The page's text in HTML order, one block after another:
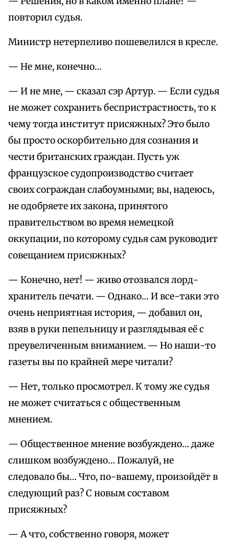
повторил судья.
Министр нетерпеливо пошевелился в кресле.
— Не мне, конечно…
— И не мне, — сказал сэр Артур. — Если судья
не может сохранить беспристрастность, то к
чему тогда институт присяжных? Это было
бы просто оскорбительно для сознания и
чести британских граждан. Пусть уж
французское судопроизводство считает
своих сограждан слабоумными; вы, надеюсь,
не одобряете их закона, принятого
правительством во время немецкой
оккупации, по которому судья сам руководит
совещанием присяжных?
— Конечно, нет! — живо отозвался лорд-
хранитель печати. — Однако… И все-таки это
очень неприятная история, — добавил он,
взяв в руки пепельницу и разглядывая её с
преувеличенным вниманием. — Но наши-то
газеты вы по крайней мере читали?
— Нет, только просмотрел. К тому же судья
не может считаться с общественным
мнением.
— Общественное мнение возбуждено… даже
слишком возбуждено… Пожалуй, не
следовало бы… Что, по-вашему, произойдёт в
следующий раз? С новым составом
присяжных?
— А что, собственно говоря, может